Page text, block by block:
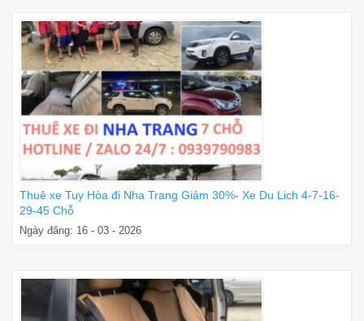
Thuê xe Tuy Hòa đi Nha Trang Giảm 30%- Xe Du Lich 4-7-16-
29-45 Chỗ
Ngày đăng: 16 - 03 - 2026